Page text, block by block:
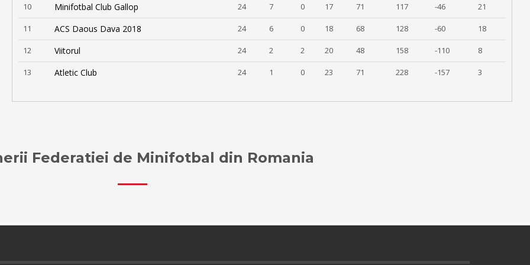
10 Minifotbal Club Gallop 24 7 0 17 71 117 -46 21
11 ACS Daous Dava 2018 24 6 0 18 68 128 -60 18
12 Viitorul 24 2 2 20 48 158 -110 8
13 Atletic Club 24 1 0 23 71 228 -157 3
Federatiei de Minifotbal din Romania